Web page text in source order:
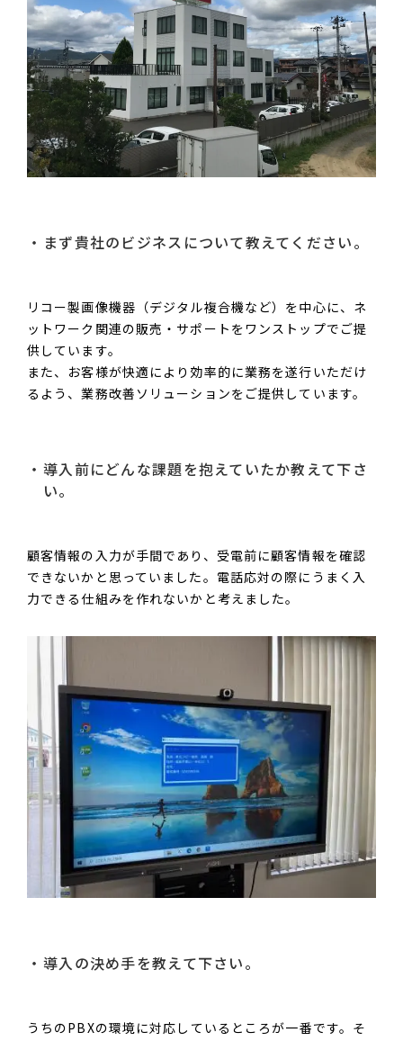
まず貴社のビジネスについて教えてください。
リコー製画像機器（デジタル複合機など）を中心に、ネ
ットワーク関連の販売・サポートをワンストップでご提
供しています。
また、お客様が快適により効率的に業務を遂行いただけ
るよう、業務改善ソリューションをご提供しています。
導入前にどんな課題を抱えていたか教えて下さ
い。
顧客情報の入力が手間であり、受電前に顧客情報を確認
できないかと思っていました。電話応対の際にうまく入
力できる仕組みを作れないかと考えました。
導入の決め手を教えて下さい。
うちのPBXの環境に対応しているところが一番です。そ